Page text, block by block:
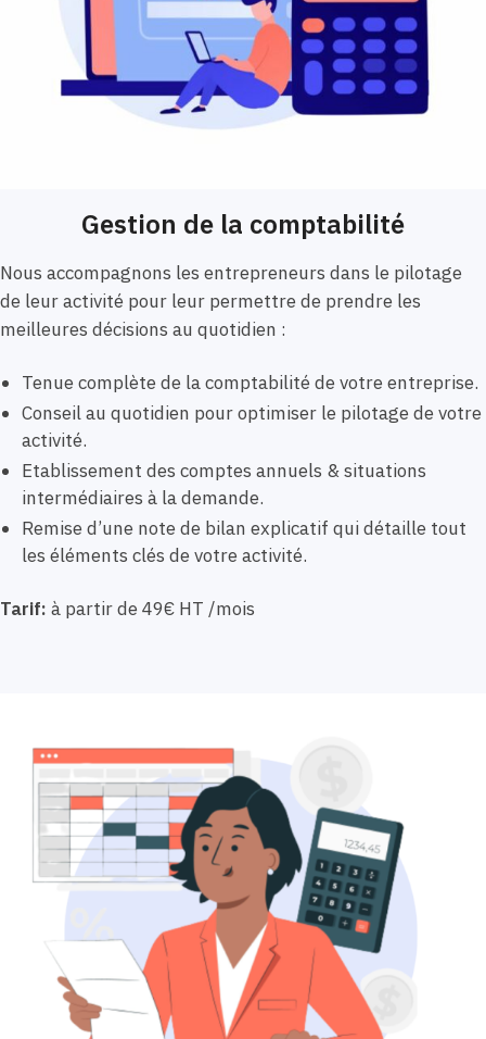
Gestion de la comptabilité
Nous accompagnons les entrepreneurs dans le pilotage
de leur activité pour leur permettre de prendre les
meilleures décisions au quotidien :
Tenue complète de la comptabilité de votre entreprise.
Conseil au quotidien pour optimiser le pilotage de votre
activité.
Etablissement des comptes annuels & situations
intermédiaires à la demande.
Remise d’une note de bilan explicatif qui détaille tout
les éléments clés de votre activité.
Tarif: à partir de 49€ HT /mois